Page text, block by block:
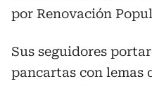
por Renovación
Sus seguidores
pancartas con lemas